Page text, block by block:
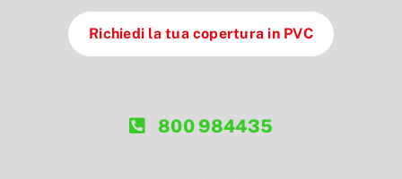
Richiedi la tua copertura in PVC
800 984435